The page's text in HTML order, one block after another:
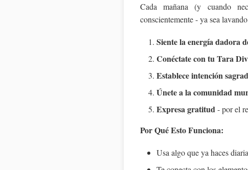
Cada mañana (y cuando
conscientemente - ya sea
Siente la energía dadora
Conéctate con tu Tara
Establece intención
Únete a la comunidad
Expresa gratitud- por el
Por Qué Esto Funciona:
Usa algo que ya haces